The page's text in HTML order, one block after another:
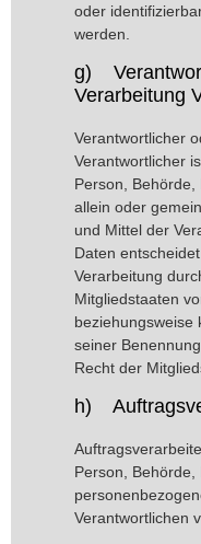
oder
werden.
g)
Verarbeitung
Verantwortlicher
Verantwortlicher
Person,
allein oder
und Mittel der
Daten
Verarbeitung
Mitgliedstaaten
beziehungsweise
seiner
Recht der
h)
Person,
Verantwortlichen